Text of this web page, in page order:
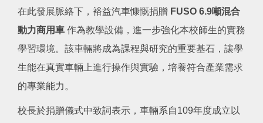
在此發展脈絡下，裕益汽車慷慨捐贈 FUSO 6.9噸混合
動力商用車 作為教學設備，進一步強化本校師生的實務
學習環境。該車輛將成為課程與研究的重要基石，讓學
生能在真實車輛上進行操作與實驗，培養符合產業需求
的專業能力。
校長於捐贈儀式中致詞表示，車輛系自109年度成立以